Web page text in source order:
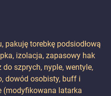
pakuję torebkę podsiodłową
izolacja, zapasowy hak
szprych, nyple, wentyle,
dowód osobisty, buff i
(modyfikowana latarka